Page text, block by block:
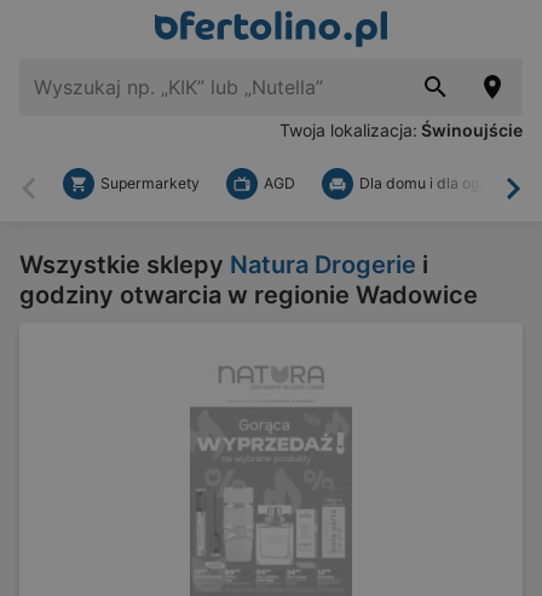
Twoja lokalizacja: Świnoujście
Wstecz
Supermarkety AGD Dla domu i dla ogrodu
Wszystkie sklepy Natura Drogerie i
godziny otwarcia w regionie Wadowice